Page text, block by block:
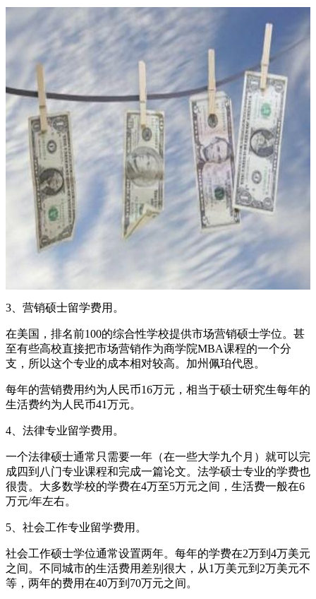
3、营销硕士留学费用。
在美国，排名前100的综合性学校提供市场营销硕士学位。甚
至有些高校直接把市场营销作为商学院MBA课程的一个分
支，所以这个专业的成本相对较高。加州佩珀代恩。
每年的营销费用约为人民币16万元，相当于硕士研究生每年的
生活费约为人民币41万元。
4、法律专业留学费用。
一个法律硕士通常只需要一年（在一些大学九个月）就可以完
成四到八门专业课程和完成一篇论文。法学硕士专业的学费也
很贵。大多数学校的学费在4万至5万元之间，生活费一般在6
万元/年左右。
5、社会工作专业留学费用。
社会工作硕士学位通常设置两年。每年的学费在2万到4万美元
之间。不同城市的生活费用差别很大，从1万美元到2万美元不
等，两年的费用在40万到70万元之间。